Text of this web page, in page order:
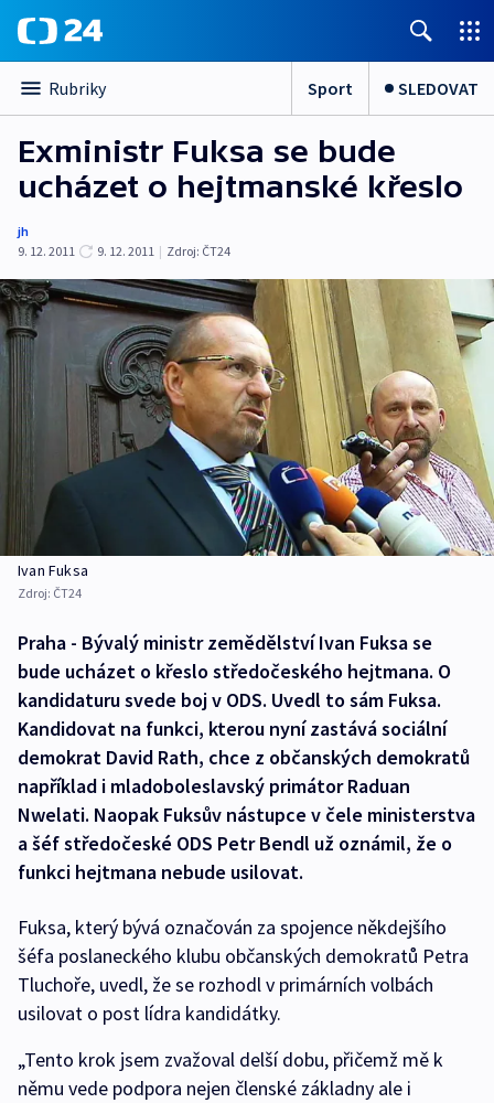
Rubriky Sport SLEDOVAT
Exministr Fuksa se bude
ucházet o hejtmanské křeslo
jh
9. 12. 2011
9. 12. 2011 | Zdroj: ČT24
Ivan Fuksa
Zdroj: ČT24
Praha - Bývalý ministr zemědělství Ivan Fuksa se
bude ucházet o křeslo středočeského hejtmana. O
kandidaturu svede boj v ODS. Uvedl to sám Fuksa.
Kandidovat na funkci, kterou nyní zastává sociální
demokrat David Rath, chce z občanských demokratů
například i mladoboleslavský primátor Raduan
Nwelati. Naopak Fuksův nástupce v čele ministerstva
a šéf středočeské ODS Petr Bendl už oznámil, že o
funkci hejtmana nebude usilovat.
Fuksa, který bývá označován za spojence někdejšího
šéfa poslaneckého klubu občanských demokratů Petra
Tluchoře, uvedl, že se rozhodl v primárních volbách
usilovat o post lídra kandidátky.
„Tento krok jsem zvažoval delší dobu, přičemž mě k
němu vede podpora nejen členské základny ale i